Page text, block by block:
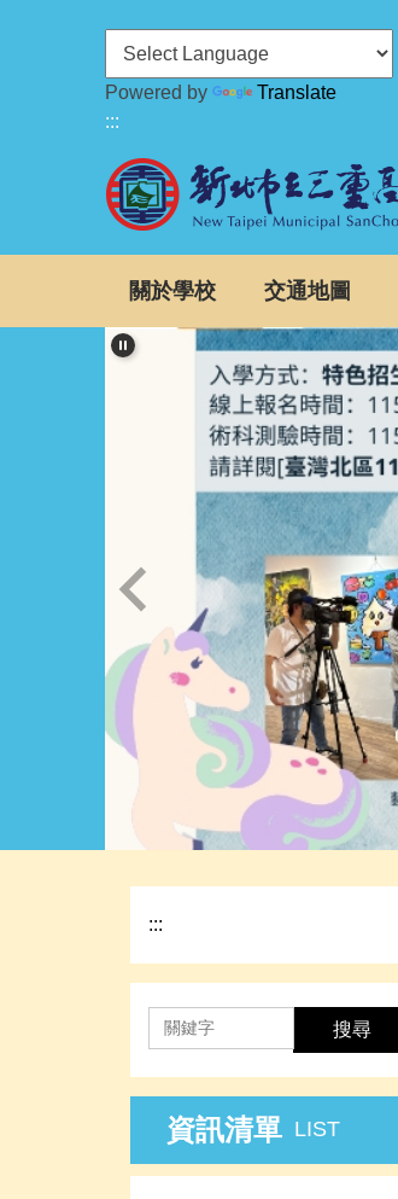
Powered by
Translate
:::
關於學校 交通地圖
:::
搜尋
資訊清單 LIST